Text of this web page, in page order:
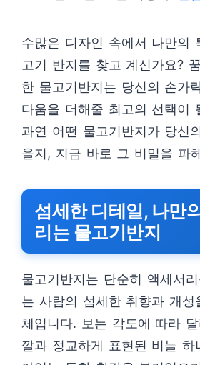
수많은 디자인 속에서 나만의
고기 반지를 찾고 계신가요?
한 물고기반지는 당신의 손가
다움을 더해줄 최고의 선택이
과연 어떤 물고기반지가 당신
을지, 지금 바로 그 비밀을 파
섬세한 디테일, 나만
리는 물고기반지
물고기반지는 단순히 액세서
는 사람의 섬세한 취향과 개성
체입니다. 보는 각도에 따라
깔과 정교하게 표현된 비늘 하